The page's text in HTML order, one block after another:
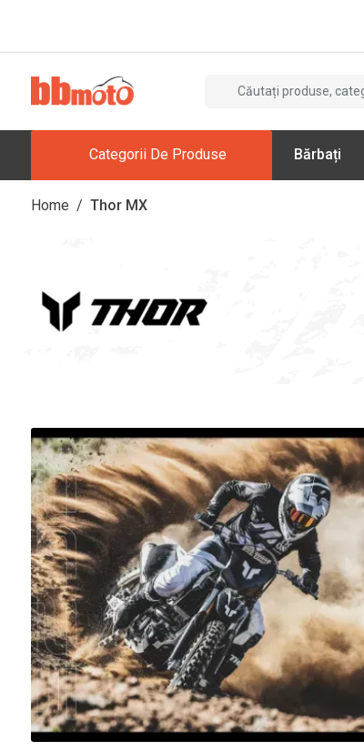
Categorii De Produse Bărbați
Home / Thor MX